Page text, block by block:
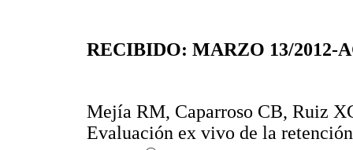
RECIBIDO: MARZO 13/2012-
Mejía RM, Caparroso CB, Ruiz
Evaluación ex vivo de la